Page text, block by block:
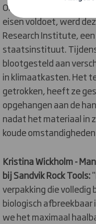
Om te garanderen dat
eisen voldoet, werd
Research Institute,
staatsinstituut.
blootgesteld aan
in klimaatkasten. Het
getrokken, heeft ze
opgehangen aan de
nadat het materiaal in
koude
Kristina Wickholm -
bij Sandvik Rock Tools:
verpakking die volledig
biologisch afbreekbaar
we het maximaal